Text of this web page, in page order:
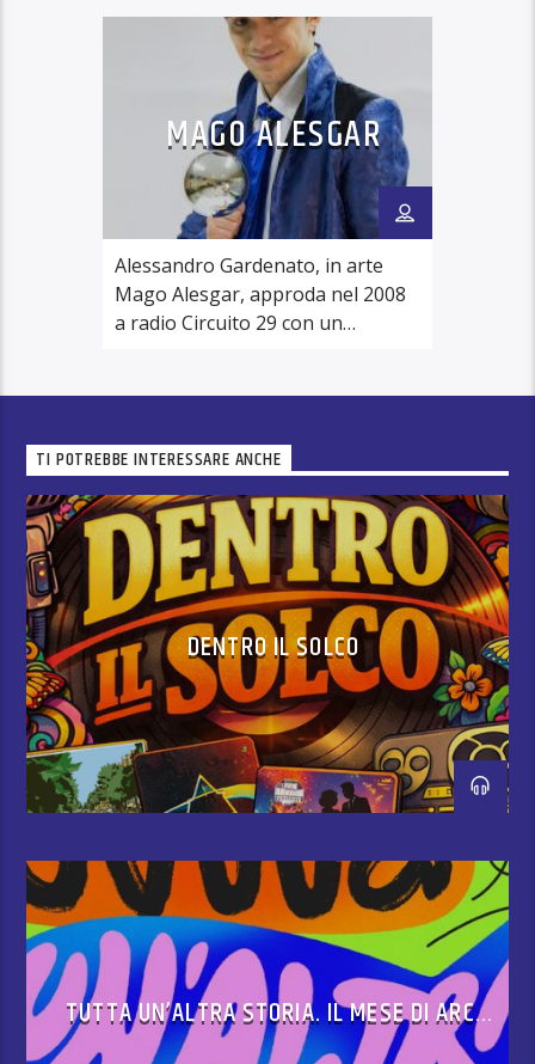
Ogni settimana una nuova puntata con tante
avventure e tanto divertimento tutto da
Storie, musica e magie nel magico mondo
Vivi la magia in radio con il Mago Alesgar!
Da Ottobre 2021 disponibile anche il canale You
Tube per il magico mondo di Wawawiwowa:
MAGO ALESGAR
Alessandro Gardenato, in arte
Mago Alesgar, approda nel 2008
a radio Circuito 29 con un
dall’emittente bresciana Radio
Voce, vincendolo ed entrando così
a far parte dello staff della radio.
Tra collaborazioni in varie radio
locali dal 2009 al 2013 diventa
attore […]
TI POTREBBE INTERESSARE ANCHE
DENTRO IL SOLCO
TUTTA UN’ALTRA STORIA. IL MESE DI ARCI
ON AIR